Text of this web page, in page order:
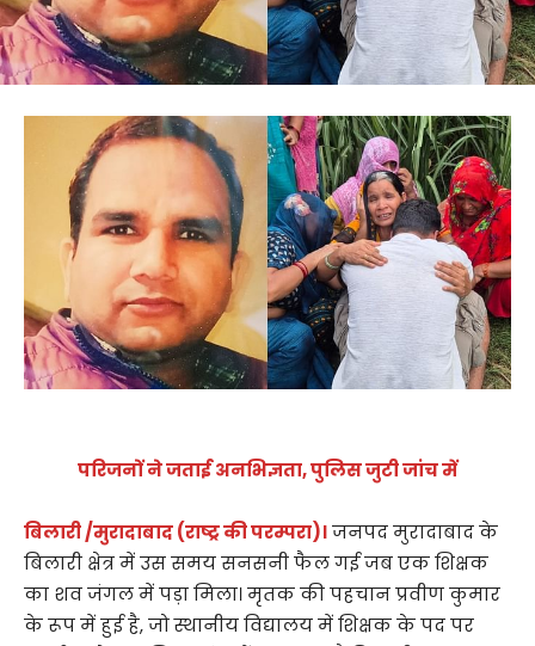
परिजनों ने जताई अनभिज्ञता, पुलिस जुटी जांच में
बिलारी /मुरादाबाद (राष्ट्र की परम्परा)।जनपद मुरादाबाद के
बिलारी क्षेत्र में उस समय सनसनी फैल गई जब एक शिक्षक
का शव जंगल में पड़ा मिला। मृतक की पहचान प्रवीण कुमार
के रूप में हुई है, जो स्थानीय विद्यालय में शिक्षक के पद पर